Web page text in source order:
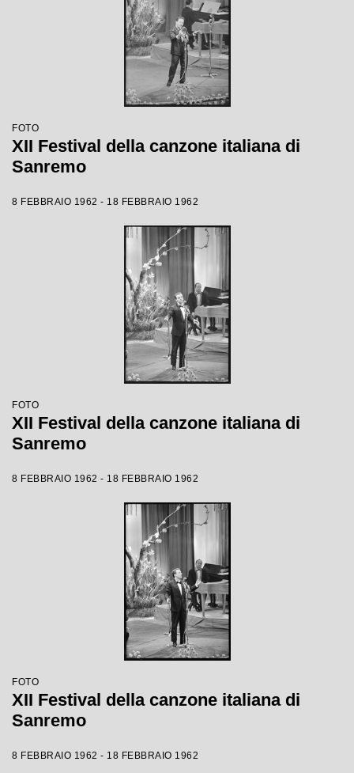
FOTO
XII Festival della canzone italiana di
Sanremo
8 FEBBRAIO 1962 - 18 FEBBRAIO 1962
FOTO
XII Festival della canzone italiana di
Sanremo
8 FEBBRAIO 1962 - 18 FEBBRAIO 1962
FOTO
XII Festival della canzone italiana di
Sanremo
8 FEBBRAIO 1962 - 18 FEBBRAIO 1962